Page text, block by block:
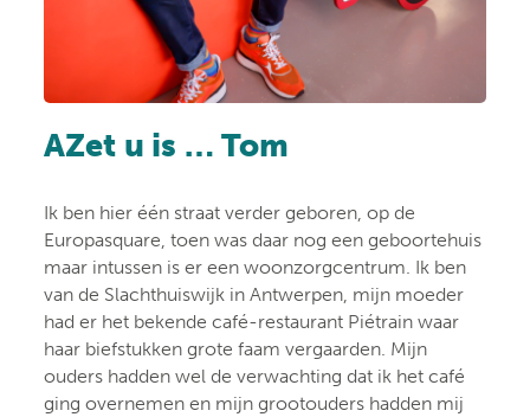
AZet u is … Tom
Ik ben hier één straat verder geboren, op de
Europasquare, toen was daar nog een geboortehuis
maar intussen is er een woonzorgcentrum. Ik ben
van de Slachthuiswijk in Antwerpen, mijn moeder
had er het bekende café-restaurant Piétrain waar
haar biefstukken grote faam vergaarden. Mijn
ouders hadden wel de verwachting dat ik het café
ging overnemen en mijn grootouders hadden mij